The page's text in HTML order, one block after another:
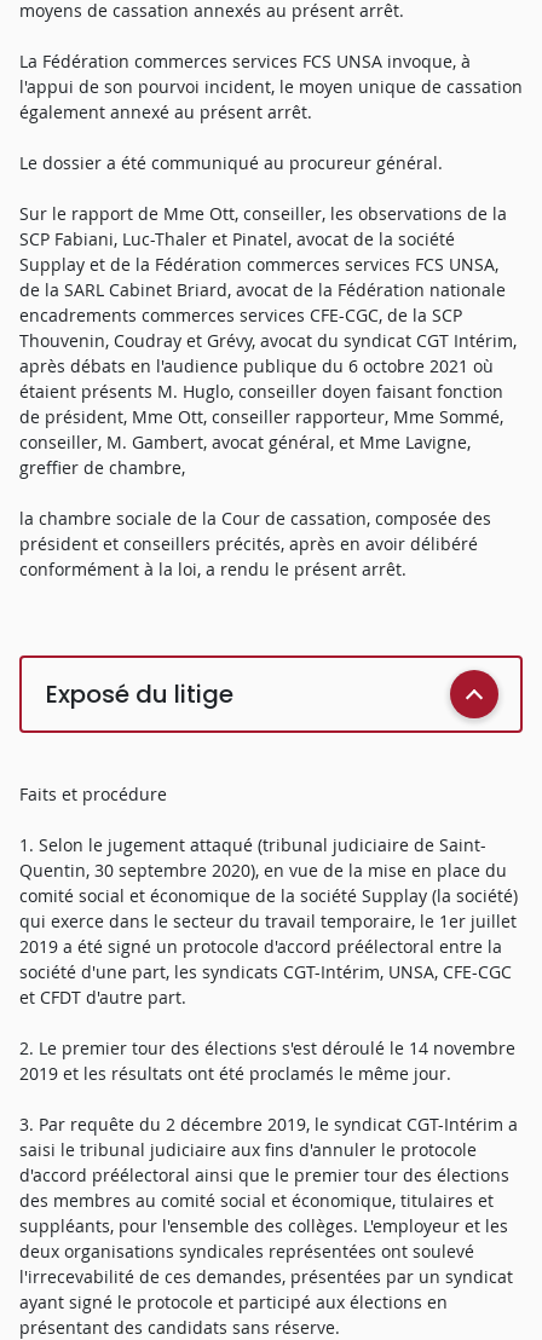
moyens de cassation annexés au présent arrêt.
La Fédération commerces services FCS UNSA invoque, à
l'appui de son pourvoi incident, le moyen unique de cassation
également annexé au présent arrêt.
Le dossier a été communiqué au procureur général.
Sur le rapport de Mme Ott, conseiller, les observations de la
SCP Fabiani, Luc-Thaler et Pinatel, avocat de la société
Supplay et de la Fédération commerces services FCS UNSA,
de la SARL Cabinet Briard, avocat de la Fédération nationale
encadrements commerces services CFE-CGC, de la SCP
Thouvenin, Coudray et Grévy, avocat du syndicat CGT Intérim,
après débats en l'audience publique du 6 octobre 2021 où
étaient présents M. Huglo, conseiller doyen faisant fonction
de président, Mme Ott, conseiller rapporteur, Mme Sommé,
conseiller, M. Gambert, avocat général, et Mme Lavigne,
greffier de chambre,
la chambre sociale de la Cour de cassation, composée des
président et conseillers précités, après en avoir délibéré
conformément à la loi, a rendu le présent arrêt.
Exposé du litige
Faits et procédure
1. Selon le jugement attaqué (tribunal judiciaire de Saint-
Quentin, 30 septembre 2020), en vue de la mise en place du
comité social et économique de la société Supplay (la société)
qui exerce dans le secteur du travail temporaire, le 1er juillet
2019 a été signé un protocole d'accord préélectoral entre la
société d'une part, les syndicats CGT-Intérim, UNSA, CFE-CGC
et CFDT d'autre part.
2. Le premier tour des élections s'est déroulé le 14 novembre
2019 et les résultats ont été proclamés le même jour.
3. Par requête du 2 décembre 2019, le syndicat CGT-Intérim a
saisi le tribunal judiciaire aux fins d'annuler le protocole
d'accord préélectoral ainsi que le premier tour des élections
des membres au comité social et économique, titulaires et
suppléants, pour l'ensemble des collèges. L'employeur et les
deux organisations syndicales représentées ont soulevé
l'irrecevabilité de ces demandes, présentées par un syndicat
ayant signé le protocole et participé aux élections en
présentant des candidats sans réserve.